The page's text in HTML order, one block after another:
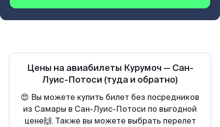
Цены на авиабилеты Курумоч — Сан-
Луис-Потоси (туда и обратно)
😍 Вы можете купить билет без посредников
из Самары в Сан-Луис-Потоси по выгодной
цене🙌. Также вы можете выбрать перелет